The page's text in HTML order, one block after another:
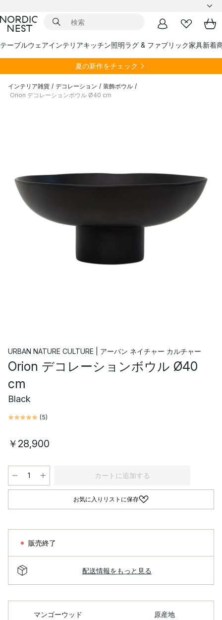
テーブルウェアインテリアキッチン照明ラグ & ファブリック家具新着
夏の新作をチェック
インテリア雑貨 / デコレーション / 装飾ボウル /
Orion デコレーションボウル Ø40 cm
URBAN NATURE CULTURE | アーバン ネイチャー カルチャー
Orion デコレーションボウル Ø40
cm
Black
(5)
￥28,900
カートに追加する
お気に入りリストに保存
販売終了
配送情報をもっと見る
マンゴーウッド
原産地